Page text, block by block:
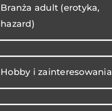
Branża adult (erotyka,
hazard)
Hobby i zainteresowania